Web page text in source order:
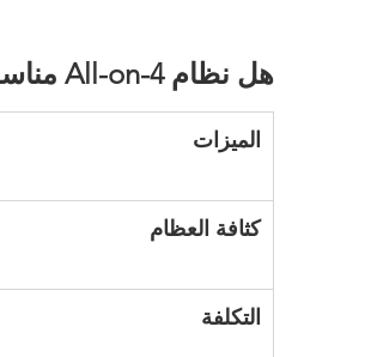
هل نظام All-on-4 مناسب لك؟
الميزات
كثافة العظام
التكلفة